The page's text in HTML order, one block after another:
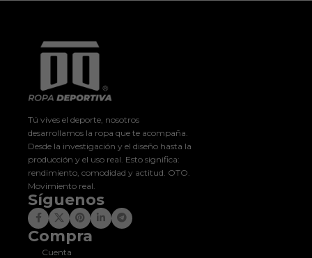
Tú vives el deporte, nosotros
desarrollamos la ropa que te acompaña.
Desde la investigación y el diseño hasta la
producción y el uso real. Esto significa:
rendimiento, comodidad y actitud. OTO.
Movimiento real.
Síguenos
Compra
Cuenta